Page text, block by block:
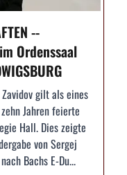
--
Ordenssaal
gilt als eines
Jahren feierte
Hall. Dies zeigte
von Sergej
Bachs E-Du...